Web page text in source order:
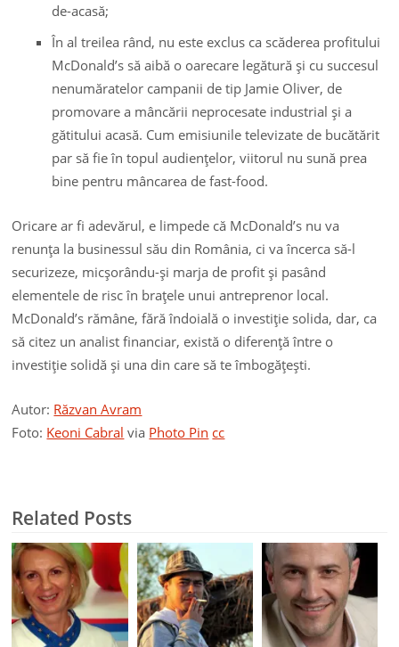
de-acasă;
În al treilea rând, nu este exclus ca scăderea profitului
McDonald’s să aibă o oarecare legătură şi cu succesul
nenumăratelor campanii de tip Jamie Oliver, de
promovare a mâncării neprocesate industrial şi a
gătitului acasă. Cum emisiunile televizate de bucătărit
par să fie în topul audienţelor, viitorul nu sună prea
bine pentru mâncarea de fast-food.
Oricare ar fi adevărul, e limpede că McDonald’s nu va
renunţa la businessul său din România, ci va încerca să-l
securizeze, micşorându-şi marja de profit şi pasând
elementele de risc în braţele unui antreprenor local.
McDonald’s rămâne, fără îndoială o investiţie solida, dar, ca
să citez un analist financiar, există o diferenţă între o
investiţie solidă şi una din care să te îmbogăţeşti.
Autor: Răzvan Avram
Foto: Keoni Cabral via Photo Pin cc
Related Posts